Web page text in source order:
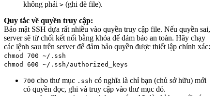
không phải > (ghi đè file).
Quy tắc về quyền truy cập:
Bảo mật SSH dựa rất nhiều vào quyền truy cập file. Nếu quyền sai,
server sẽ từ chối kết nối bằng khóa để đảm bảo an toàn. Hãy chạy
các lệnh sau trên server để đảm bảo quyền được thiết lập chính xác:
chmod 700 ~/.ssh
chmod 600 ~/.ssh/authorized_keys
700 cho thư mục .ssh có nghĩa là chỉ bạn (chủ sở hữu) mới
có quyền đọc, ghi và truy cập vào thư mục đó.